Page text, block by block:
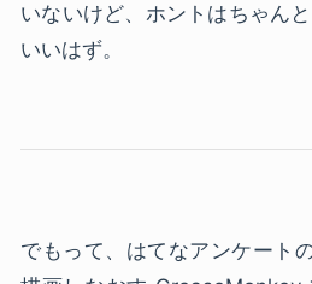
いないけど、ホントはちゃん
いいはず。
でもって、はてなアンケート